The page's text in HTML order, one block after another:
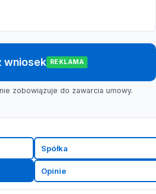
wniosek REKLAMA
zobowiązuje do zawarcia umowy.
Spółka
Opinie